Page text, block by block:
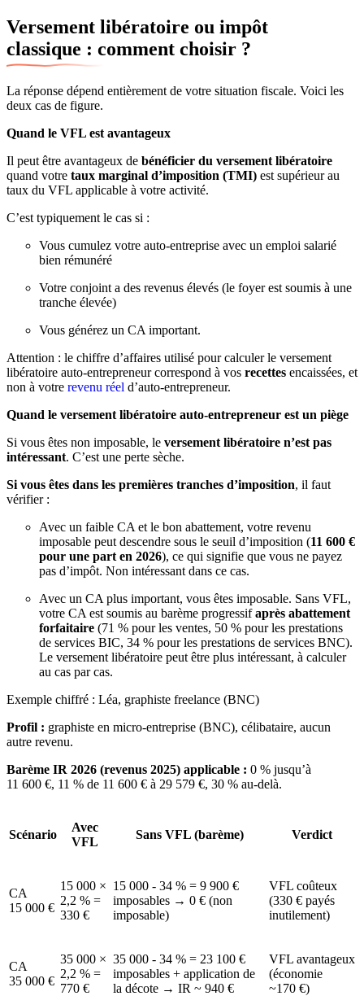
Versement libératoire ou impôt
classique : comment choisir ?
La réponse dépend entièrement de votre situation fiscale. Voici les
deux cas de figure.
Quand le VFL est avantageux
Il peut être avantageux de bénéficier du versement libératoire
quand votre taux marginal d’imposition (TMI) est supérieur au
taux du VFL applicable à votre activité.
C’est typiquement le cas si :
Vous cumulez votre auto-entreprise avec un emploi salarié
bien rémunéré
Votre conjoint a des revenus élevés (le foyer est soumis à une
tranche élevée)
Vous générez un CA important.
Attention : le chiffre d’affaires utilisé pour calculer le versement
libératoire auto-entrepreneur correspond à vos recettes encaissées, et
non à votre revenu réel d’auto-entrepreneur.
Quand le versement libératoire auto-entrepreneur est un piège
Si vous êtes non imposable, le versement libératoire n’est pas
intéressant. C’est une perte sèche.
Si vous êtes dans les premières tranches d’imposition, il faut
vérifier :
Avec un faible CA et le bon abattement, votre revenu
imposable peut descendre sous le seuil d’imposition (11 600 €
pour une part en 2026), ce qui signifie que vous ne payez
pas d’impôt. Non intéressant dans ce cas.
Avec un CA plus important, vous êtes imposable. Sans VFL,
votre CA est soumis au barème progressifaprès abattement
forfaitaire (71 % pour les ventes, 50 % pour les prestations
de services BIC, 34 % pour les prestations de services BNC).
Le versement libératoire peut être plus intéressant, à calculer
au cas par cas.
Exemple chiffré : Léa, graphiste freelance (BNC)
Profil : graphiste en micro-entreprise (BNC), célibataire, aucun
autre revenu.
Barème IR 2026 (revenus 2025) applicable : 0 % jusqu’à
11 600 €, 11 % de 11 600 € à 29 579 €, 30 % au-delà.
Scénario
Avec
VFL
Sans VFL (barème) Verdict
CA
15 000 €
15 000 ×
2,2 % =
330 €
15 000 - 34 % = 9 900 €
imposables → 0 € (non
imposable)
VFL coûteux
(330 € payés
inutilement)
CA
35 000 €
35 000 ×
2,2 % =
770 €
35 000 - 34 % = 23 100 €
imposables + application de
la décote → IR ~ 940 €
VFL avantageux
(économie
~170 €)